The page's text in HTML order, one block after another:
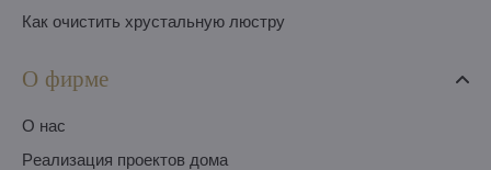
Как очистить хрустальную люстру
О фирме
O нас
Pеализация проектов дома